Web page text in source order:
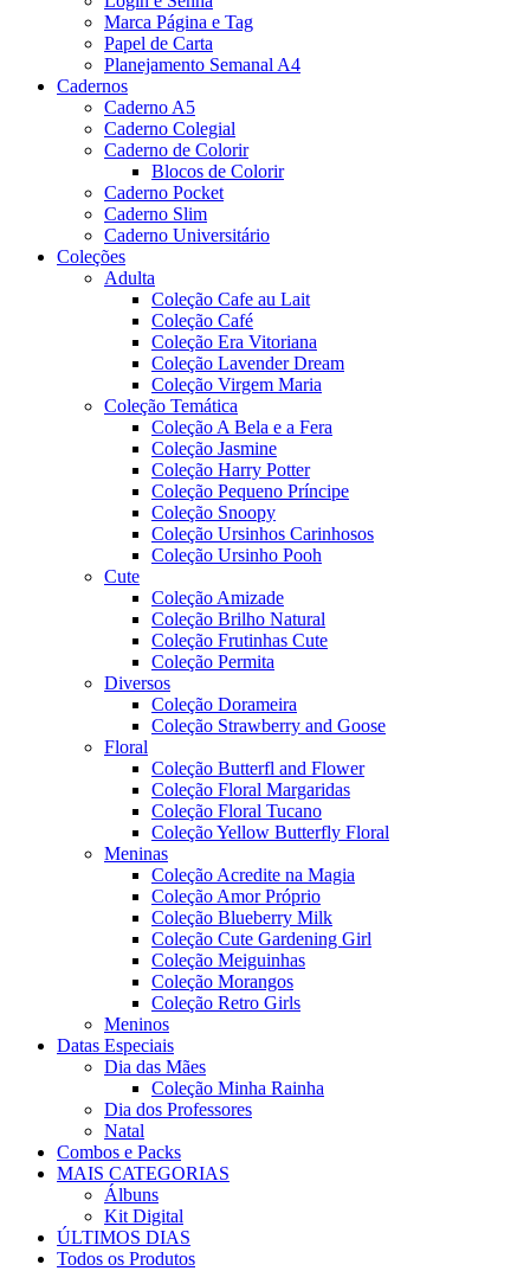
Marca Página e Tag
Papel de Carta
Planejamento Semanal A4
Cadernos
Caderno A5
Caderno Colegial
Caderno de Colorir
Blocos de Colorir
Caderno Pocket
Caderno Slim
Caderno Universitário
Coleções
Adulta
Coleção Cafe au Lait
Coleção Café
Coleção Era Vitoriana
Coleção Lavender Dream
Coleção Virgem Maria
Coleção Temática
Coleção A Bela e a Fera
Coleção Jasmine
Coleção Harry Potter
Coleção Pequeno Príncipe
Coleção Snoopy
Coleção Ursinhos Carinhosos
Coleção Ursinho Pooh
Cute
Coleção Amizade
Coleção Brilho Natural
Coleção Frutinhas Cute
Coleção Permita
Diversos
Coleção Dorameira
Coleção Strawberry and Goose
Floral
Coleção Butterfl and Flower
Coleção Floral Margaridas
Coleção Floral Tucano
Coleção Yellow Butterfly Floral
Meninas
Coleção Acredite na Magia
Coleção Amor Próprio
Coleção Blueberry Milk
Coleção Cute Gardening Girl
Coleção Meiguinhas
Coleção Morangos
Coleção Retro Girls
Meninos
Datas Especiais
Dia das Mães
Coleção Minha Rainha
Dia dos Professores
Natal
Combos e Packs
MAIS CATEGORIAS
Álbuns
Kit Digital
ÚLTIMOS DIAS
Todos os Produtos